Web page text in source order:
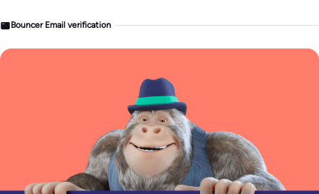
Bouncer Email verification